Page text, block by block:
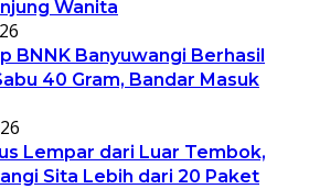
Wanita
BNNK Banyuwangi Berhasil
40 Gram, Bandar Masuk
Lempar dari Luar Tembok,
Sita Lebih dari 20 Paket